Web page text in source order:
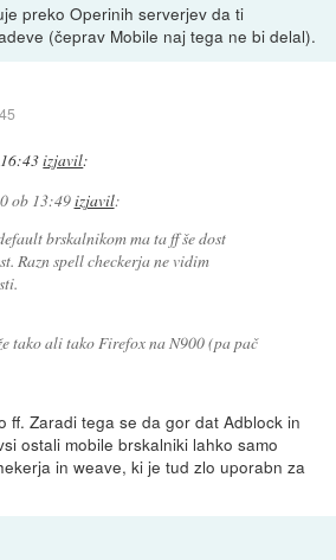
preko Operinih serverjev da ti
(čeprav Mobile naj tega ne bi delal).
izjavil:
ob 13:49izjavil:
brskalnikom ma ta ff še dost
Razn spell checkerja ne vidim
tako ali tako Firefox na N900 (pa pač
ff. Zaradi tega se da gor dat Adblock in
ostali mobile brskalniki lahko samo
in weave, ki je tud zlo uporabn za